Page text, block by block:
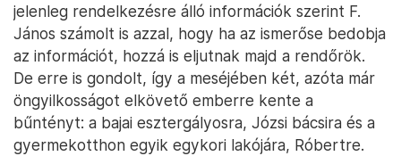
jelenleg rendelkezésre álló információk szerint F.
János számolt is azzal, hogy ha az ismerőse bedobja
az információt, hozzá is eljutnak majd a rendőrök.
De erre is gondolt, így a meséjében két, azóta már
öngyilkosságot elkövető emberre kente a
bűntényt: a bajai esztergályosra, Józsi bácsira és a
gyermekotthon egyik egykori lakójára, Róbertre.